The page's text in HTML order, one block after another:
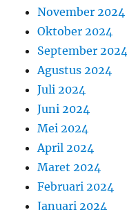
November 2024
Oktober 2024
September 2024
Agustus 2024
Juli 2024
Juni 2024
Mei 2024
April 2024
Maret 2024
Februari 2024
Januari 2024